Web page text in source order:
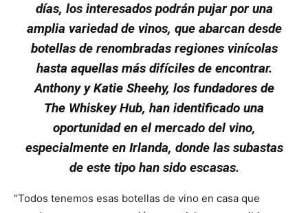
días, los interesados podrán pujar por una
amplia variedad de vinos, que abarcan desde
botellas de renombradas regiones vinícolas
hasta aquellas más difíciles de encontrar.
Anthony y Katie Sheehy, los fundadores de
The Whiskey Hub, han identificado una
oportunidad en el mercado del vino,
especialmente en Irlanda, donde las subastas
de este tipo han sido escasas.
“Todos tenemos esas botellas de vino en casa que